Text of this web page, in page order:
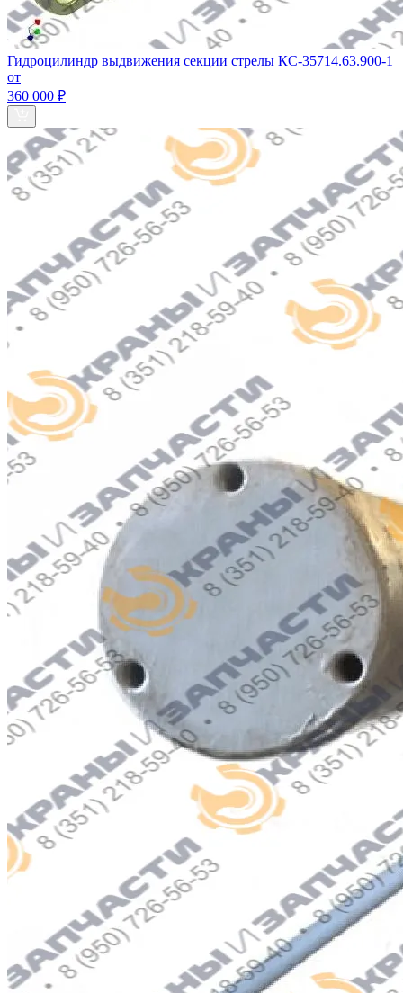
Гидроцилиндр выдвижения секции стрелы КС-35714.63.900-1
от
360 000 ₽